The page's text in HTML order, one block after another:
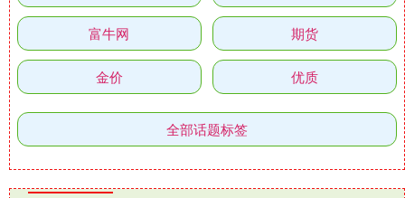
富牛网 期货
金价 优质
全部话题标签